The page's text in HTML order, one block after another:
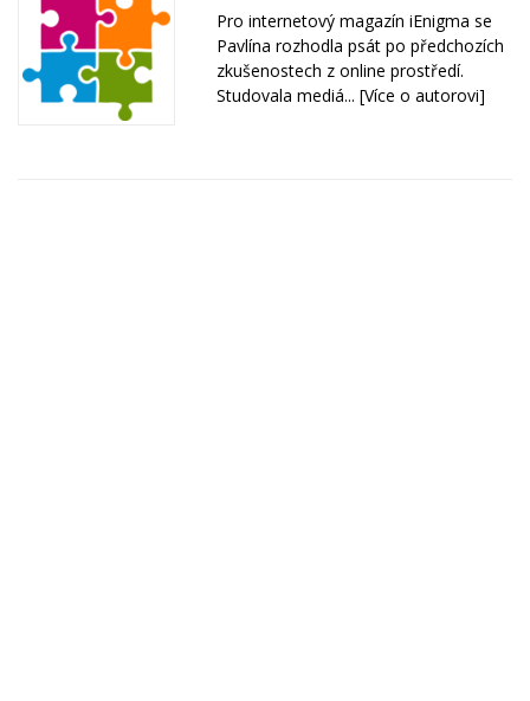
Pro internetový magazín iEnigma se
Pavlína rozhodla psát po předchozích
zkušenostech z online prostředí.
Studovala mediá... [Více o autorovi]